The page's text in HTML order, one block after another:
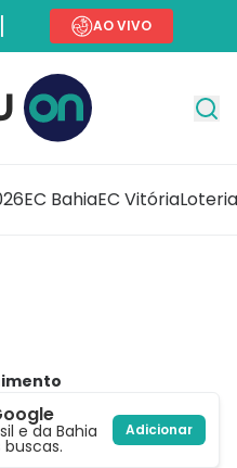
AO VIVO
EC BahiaEC Vitória
e da Bahia Adicionar